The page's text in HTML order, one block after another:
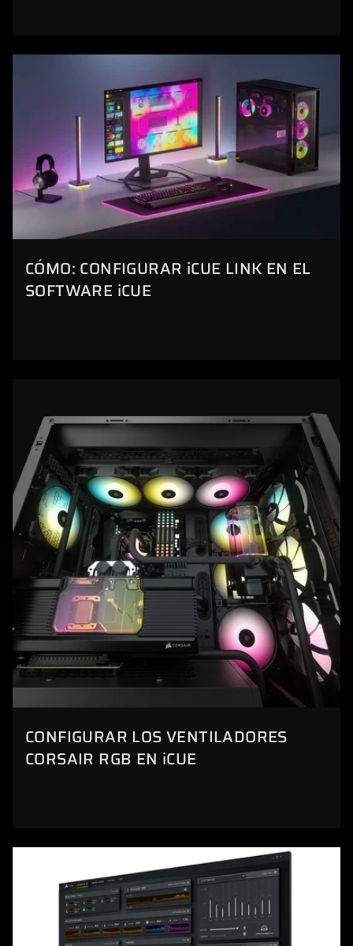
CÓMO: CONFIGURAR iCUE LINK EN EL
SOFTWARE iCUE
CONFIGURAR LOS VENTILADORES
CORSAIR RGB EN iCUE